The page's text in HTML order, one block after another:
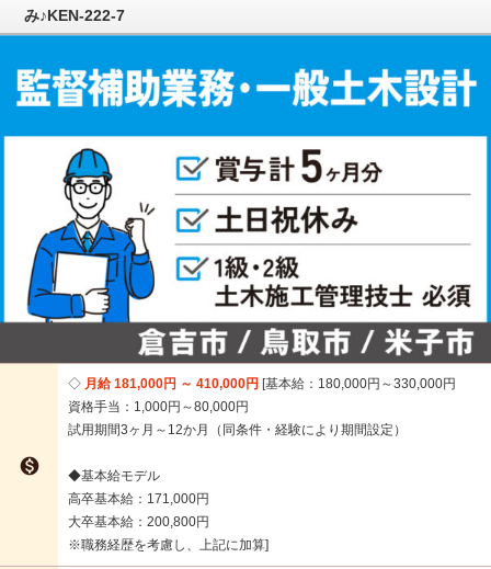
み♪KEN-222-7

月給 181,000円 ～ 410,000円 基本給：180,000円～330,000円
資格手当：1,000円～80,000円
試用期間3ヶ月～12か月（同条件・経験により期間設定）
◆基本給モデル
高卒基本給：171,000円
大卒基本給：200,800円
※職務経歴を考慮し、上記に加算